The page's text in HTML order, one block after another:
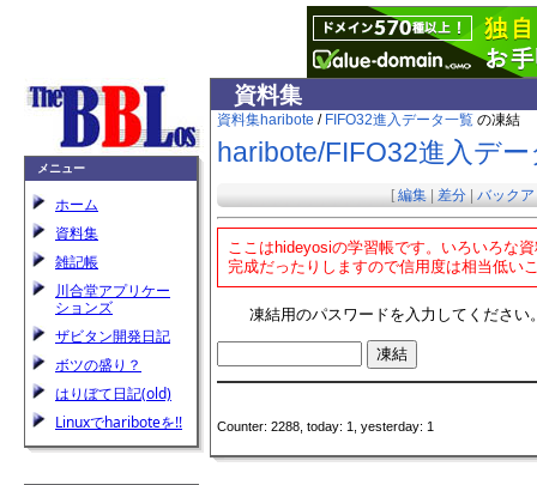
メニュー
ホーム
資料集
雑記帳
川合堂アプリケー
ションズ
ザビタン開発日記
ボツの盛り？
はりぼて日記(old)
Linuxでhariboteを!!
資料集
資料集haribote / FIFO32進入データ一覧 の凍結
haribote​/FIFO32進入デ
[ 編集| 差分| バック
ここはhideyosiの学習帳です。いろいろな
完成だったりしますので信用度は相当低い
凍結用のパスワードを入力してください
Counter: 2288, today: 1, yesterday: 1